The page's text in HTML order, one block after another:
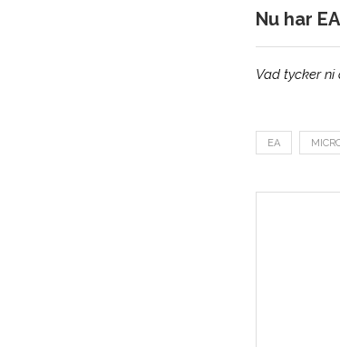
Nu har
Vad tycker
EA